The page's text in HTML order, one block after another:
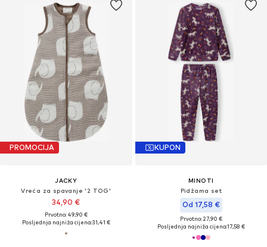
PROMOCIJA
JACKY
Vreća za spavanje '2 TOG'
34,90 €
Prvotno: 49,90 €
Posljednja najniža cijena:31,41 €
KUPON
MINOTI
Pidžama set
Od 17,58 €
Prvotno: 27,90 €
Posljednja najniža cijena:17,58 €